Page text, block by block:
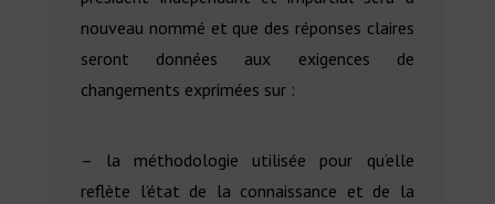
nouveau nommé et que des réponses claires
seront données aux exigences de
changements exprimées sur :
– la méthodologie utilisée pour qu’elle
reflète l’état de la connaissance et de la